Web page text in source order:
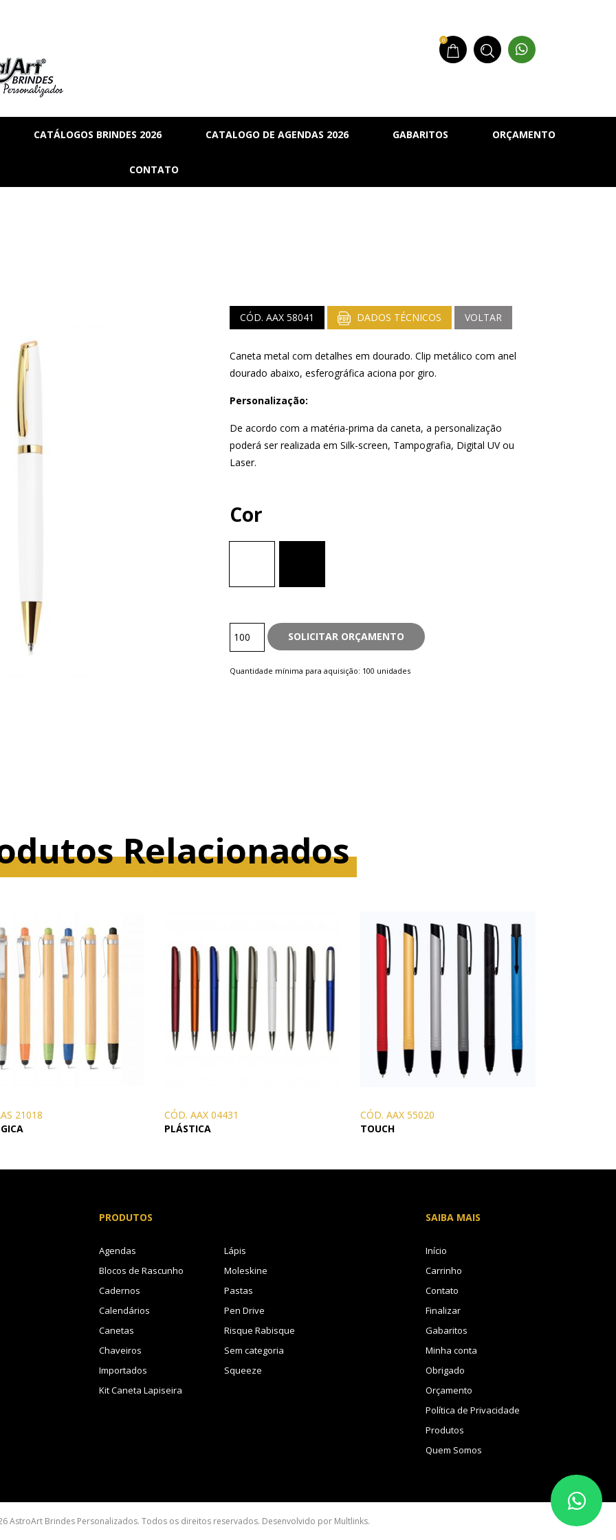
0
CATÁLOGOS BRINDES 2026
BRINDES_02
CATALOGO DE AGENDAS 2026 GABARITOS ORÇAMENTO
CONTATO
CÓD. AAX 58041 DADOS TÉCNICOS VOLTAR
Caneta metal com detalhes em dourado. Clip metálico com anel
dourado abaixo, esferográfica aciona por giro.
Personalização:
De acordo com a matéria-prima da caneta, a personalização
poderá ser realizada em Silk-screen, Tampografia, Digital UV ou
Laser.
Cor
quantity
SOLICITAR ORÇAMENTO
Quantidade mínima para aquisição: 100 unidades
Relacionados
21018
CÓD. AAX 04431
PLÁSTICA
CÓD. AAX 55020
TOUCH
PRODUTOS
Agendas
Blocos de Rascunho
Cadernos
Calendários
Canetas
Chaveiros
Importados
Kit Caneta Lapiseira
Lápis
Moleskine
Pastas
Pen Drive
Risque Rabisque
Sem categoria
Squeeze
SAIBA MAIS
Início
Carrinho
Contato
Finalizar
Gabaritos
Minha conta
Obrigado
Orçamento
Política de Privacidade
Produtos
Quem Somos
AstroArt Brindes Personalizados. Todos os direitos reservados. Desenvolvido por Multlinks.